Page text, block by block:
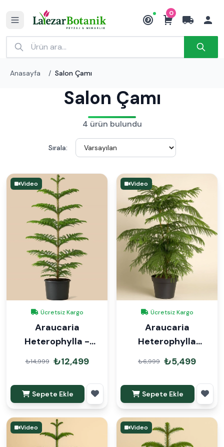
₺
0
Anasayfa / Salon Çamı
Salon Çamı
4 ürün bulundu
Sırala:
Video
Ücretsiz Kargo
Araucaria
Heterophylla -
Arokarya Çam
160cm
₺14,999 ₺12,499
Sepete Ekle
Video
Ücretsiz Kargo
Araucaria
Heterophylla
Arokarya Çam 110-
120cm
₺6,999 ₺5,499
Sepete Ekle
Video Video